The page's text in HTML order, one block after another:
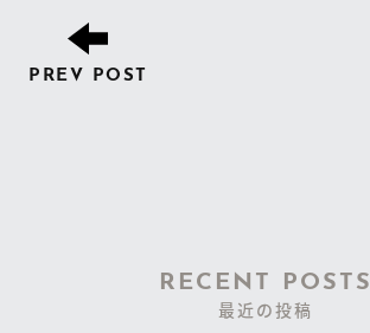
PREV POST
RECENT POSTS
最近の投稿